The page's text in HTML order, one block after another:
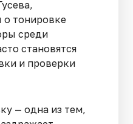
тонировке
среди
становятся
и проверки
— одна из тем,